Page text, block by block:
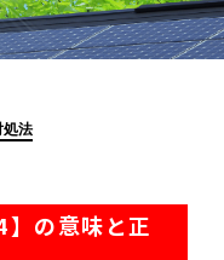
処法
の意味と正